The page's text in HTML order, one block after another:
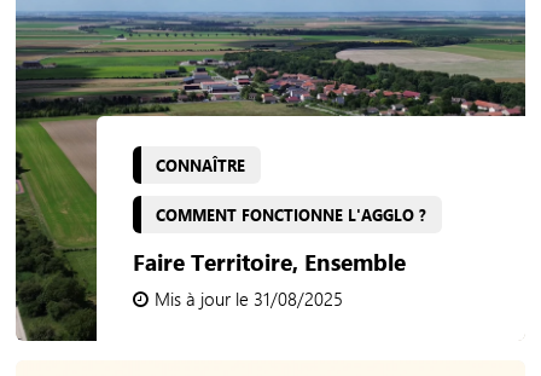
CONNAÎTRE
COMMENT FONCTIONNE L'AGGLO ?
Faire Territoire, Ensemble
Mis à jour le 31/08/2025